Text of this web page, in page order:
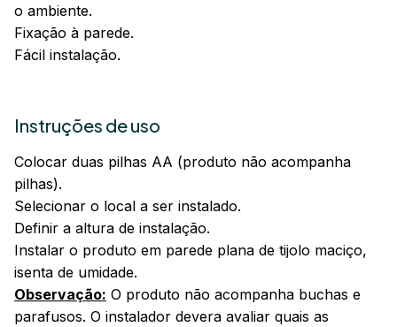
o ambiente.
Fixação à parede.
Fácil instalação.
Instruções de uso
Colocar duas pilhas AA (produto não acompanha
pilhas).
Selecionar o local a ser instalado.
Definir a altura de instalação.
Instalar o produto em parede plana de tijolo maciço,
isenta de umidade.
Observação: O produto não acompanha buchas e
parafusos. O instalador devera avaliar quais as